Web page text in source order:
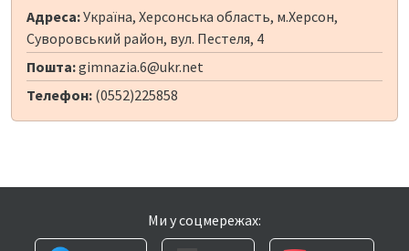
Адреса:Україна, Херсонська область, м.Херсон,
Суворовський район, вул. Пестеля, 4
Пошта:gimnazia.6@ukr.net
Телефон: (0552)225858
Ми у соцмережах: